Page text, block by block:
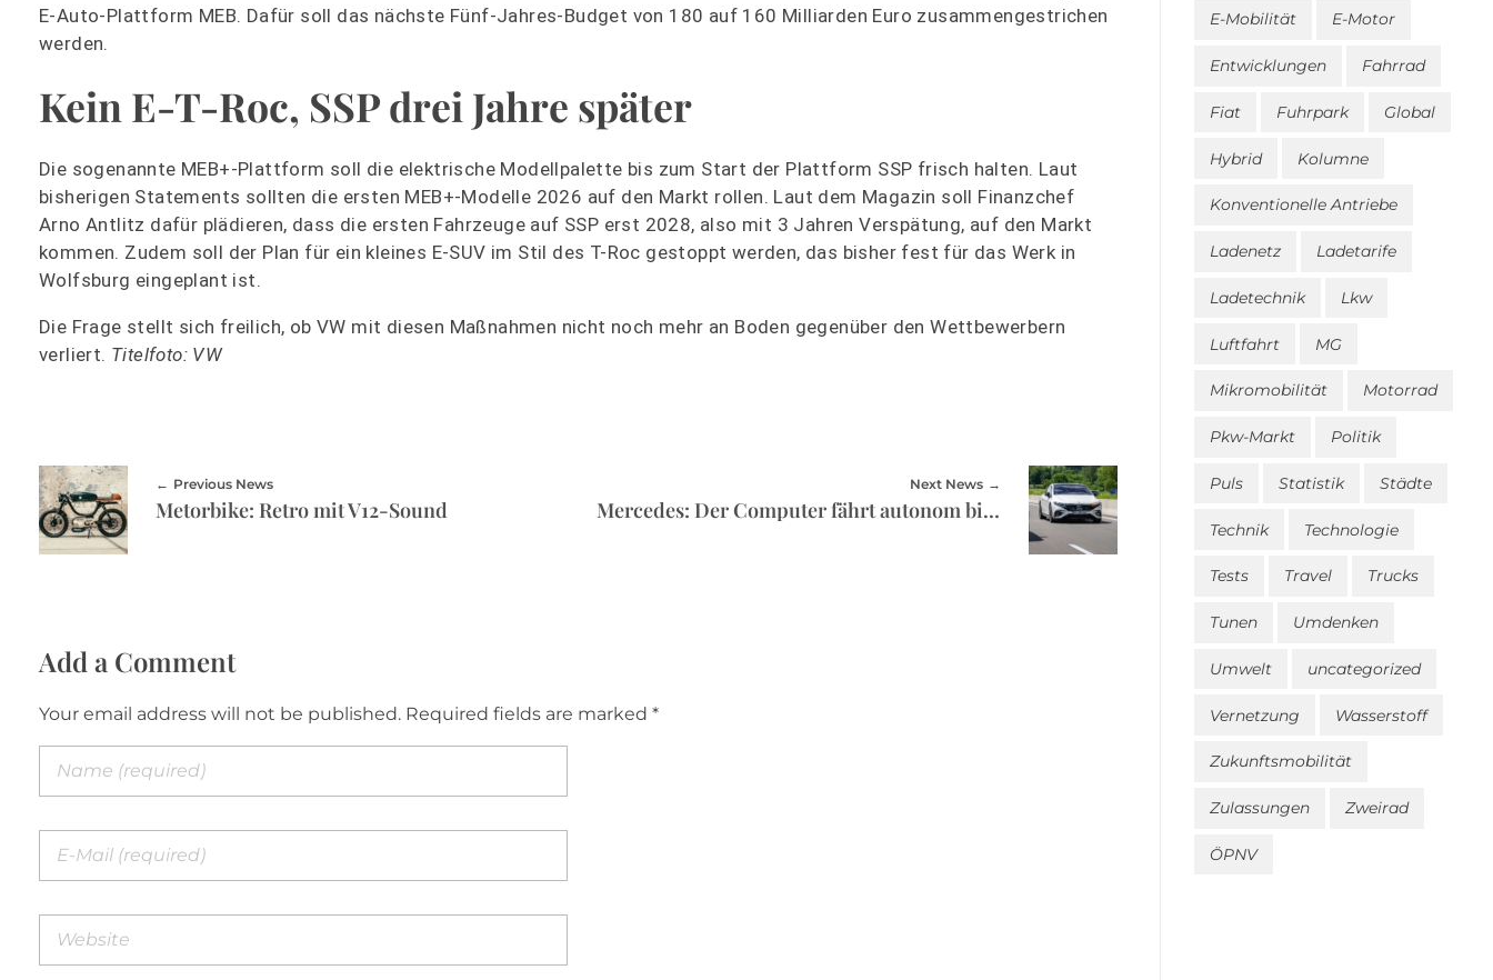
E-Auto-Plattform MEB. Dafür soll das nächste Fünf-Jahres-Budget von 180 auf 160 Milliarden Euro zusammengestrichen
werden.
Kein E-T-Roc, SSP drei Jahre später
Die sogenannte MEB+-Plattform soll die elektrische Modellpalette bis zum Start der Plattform SSP frisch halten. Laut
bisherigen Statements sollten die ersten MEB+-Modelle 2026 auf den Markt rollen. Laut dem Magazin soll Finanzchef
Arno Antlitz dafür plädieren, dass die ersten Fahrzeuge auf SSP erst 2028, also mit 3 Jahren Verspätung, auf den Markt
kommen. Zudem soll der Plan für ein kleines E-SUV im Stil des T-Roc gestoppt werden, das bisher fest für das Werk in
Wolfsburg eingeplant ist.
Die Frage stellt sich freilich, ob VW mit diesen Maßnahmen nicht noch mehr an Boden gegenüber den Wettbewerbern
verliert. Titelfoto: VW
Previous News
Metorbike: Retro mit V12-Sound
Next News
Mercedes: Der Computer fährt autonom bis 95 km/h
Add a Comment
Your email address will not be published. Required fields are marked *
E-Mobilität E-Motor
Entwicklungen Fahrrad
Fiat Fuhrpark Global
Hybrid Kolumne
Konventionelle Antriebe
Ladenetz Ladetarife
Ladetechnik Lkw
Luftfahrt MG
Mikromobilität Motorrad
Pkw-Markt Politik
Puls Statistik Städte
Technik Technologie
Tests Travel Trucks
Tunen Umdenken
Umwelt uncategorized
Vernetzung Wasserstoff
Zukunftsmobilität
Zulassungen Zweirad
ÖPNV